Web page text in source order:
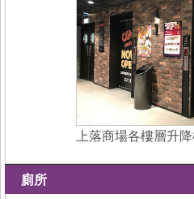
上落商場各樓層升
廁所